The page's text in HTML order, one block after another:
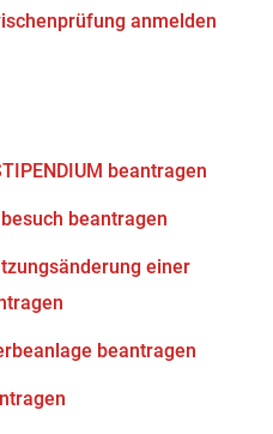
anmelden
beantragen
beantragen
einer
beantragen